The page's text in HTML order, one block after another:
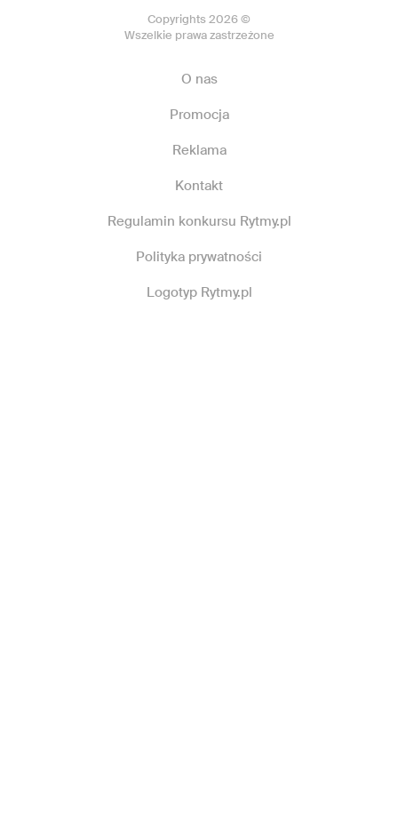
Copyrights 2026 ©
Wszelkie prawa zastrzeżone
O nas
Promocja
Reklama
Kontakt
Regulamin konkursu Rytmy.pl
Polityka prywatności
Logotyp Rytmy.pl